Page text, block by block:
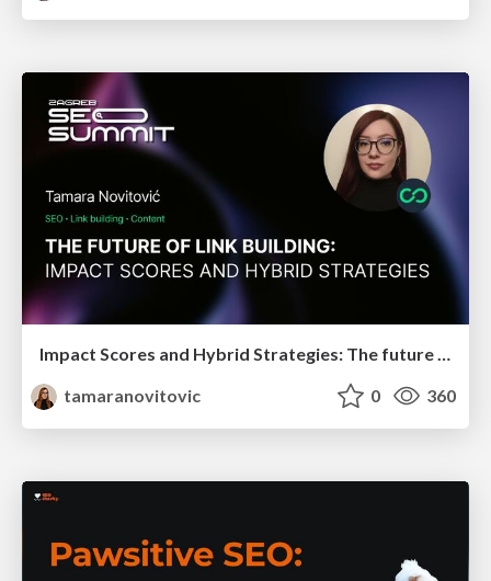
Impact Scores and Hybrid Strategies: The future of link building
tamaranovitovic
0 360